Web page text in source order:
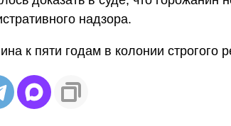
надзора.
к пяти годам в колонии строгого